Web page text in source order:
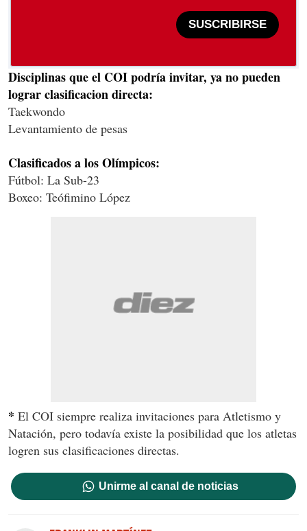
SUSCRIBIRSE
Disciplinas que el COI podría invitar, ya no pueden
lograr clasificacion directa:
Taekwondo
Levantamiento de pesas
Clasificados a los Olímpicos:
Fútbol: La Sub-23
Boxeo: Teófimino López
* El COI siempre realiza invitaciones para Atletismo y
Natación, pero todavía existe la posibilidad que los atletas
logren sus clasificaciones directas.
Unirme al canal de noticias